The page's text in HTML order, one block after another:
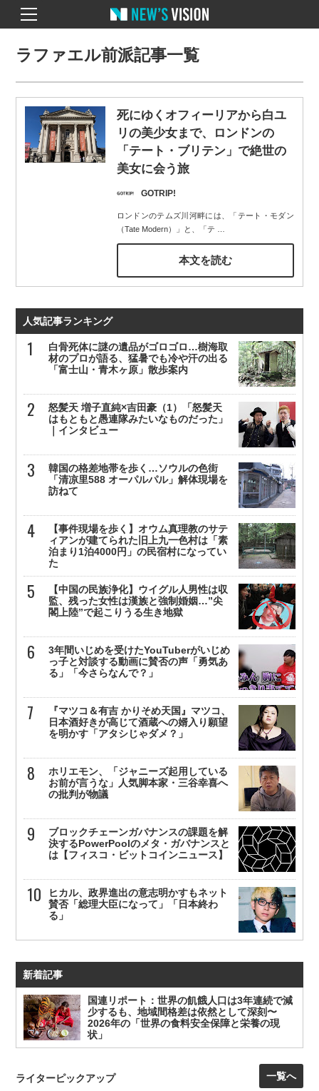
ラファエル前派記事一覧
死にゆくオフィーリアから白ユ
リの美少女まで、ロンドンの
「テート・ブリテン」で絶世の
美女に会う旅
GOTRIP!
ロンドンのテムズ川河畔には、「テート・モダン
（Tate Modern）」と、「テ
本文を読む
人気記事ランキング
白骨死体に謎の遺品がゴロゴロ…樹海取
材のプロが語る、猛暑でも冷や汗の出る
「富士山・青木ヶ原」散歩案内
怒髪天 増子直純×吉田豪（1）「怒髪天
はもともと愚連隊みたいなものだった」
｜インタビュー
韓国の格差地帯を歩く…ソウルの色街
「清凉里588 オーパルパル」解体現場を
訪ねて
【事件現場を歩く】オウム真理教のサテ
ィアンが建てられた旧上九一色村は「素
泊まり1泊4000円」の民宿村になってい
た
【中国の民族浄化】ウイグル人男性は収
監、残った女性は漢族と強制婚姻…”尖
閣上陸”で起こりうる生き地獄
3年間いじめを受けたYouTuberがいじめ
っ子と対談する動画に賛否の声「勇気あ
る」「今さらなんで？」
『マツコ＆有吉 かりそめ天国』マツコ、
日本酒好きが高じて酒蔵への婿入り願望
を明かす「アタシじゃダメ？」
ホリエモン、「ジャニーズ起用している
お前が言うな」人気脚本家・三谷幸喜へ
の批判が物議
ブロックチェーンガバナンスの課題を解
決するPowerPoolのメタ・ガバナンスと
は【フィスコ・ビットコインニュース】
ヒカル、政界進出の意志明かすもネット
賛否「総理大臣になって」「日本終わ
る」
新着記事
国連リポート：世界の飢餓人口は3年連続で減
少するも、地域間格差は依然として深刻〜
2026年の「世界の食料安全保障と栄養の現
状」
ライターピックアップ 一覧へ